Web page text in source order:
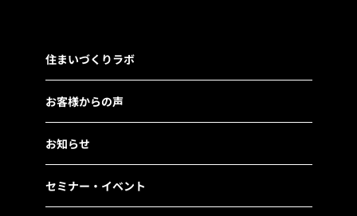
住まいづくりラボ
お客様からの声
お知らせ
セミナー・イベント